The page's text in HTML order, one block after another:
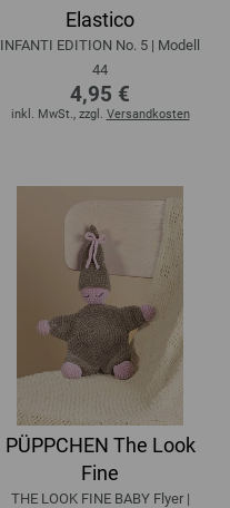
Elastico
INFANTI EDITION No. 5 | Modell
44
4,95 €
inkl. MwSt., zzgl. Versandkosten
PÜPPCHEN The Look
Fine
THE LOOK FINE BABY Flyer |